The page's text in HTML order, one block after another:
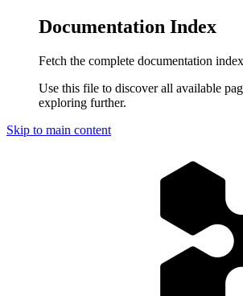
Documentation Index
Fetch the complete documentation
Use this file to discover all available
exploring further.
Skip to main content